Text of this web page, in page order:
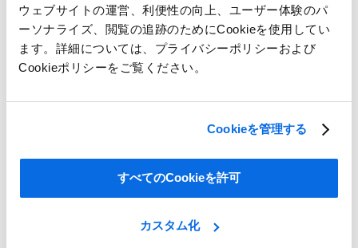
ウェブサイトの運営、利便性の向上、ユーザー体験のパ
ーソナライズ、閲覧の追跡のためにCookieを使用してい
ます。詳細については、プライバシーポリシーおよび
Cookieポリシーをご覧ください。
Cookieを管理する
すべてのCookieを許可
カスタム化